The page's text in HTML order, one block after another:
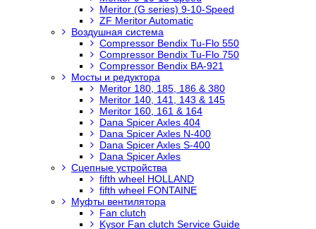
Meritor (G series) 9-10-Speed
ZF Meritor Automatic
Воздушная система
Compressor Bendix Tu-Flo 550
Compressor Bendix Tu-Flo 750
Compressor Bendix BA-921
Мосты и редуктора
Meritor 180, 185, 186 & 380
Meritor 140, 141, 143 & 145
Meritor 160, 161 & 164
Dana Spicer Axles 404
Dana Spicer Axles N-400
Dana Spicer Axles S-400
Dana Spicer Axles
Сцепные устройства
fifth wheel HOLLAND
fifth wheel FONTAINE
Муфты вентилятора
Fan clutch
Kysor Fan clutch Service Guide